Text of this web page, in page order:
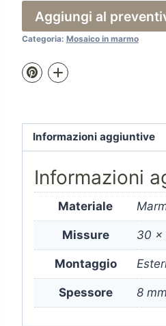
Aggiungi al
Categoria: Mosaico in marmo
Informazioni aggiuntive
Informazioni
Materiale
Missure 30 x
Montaggio
Spessore 8 mm